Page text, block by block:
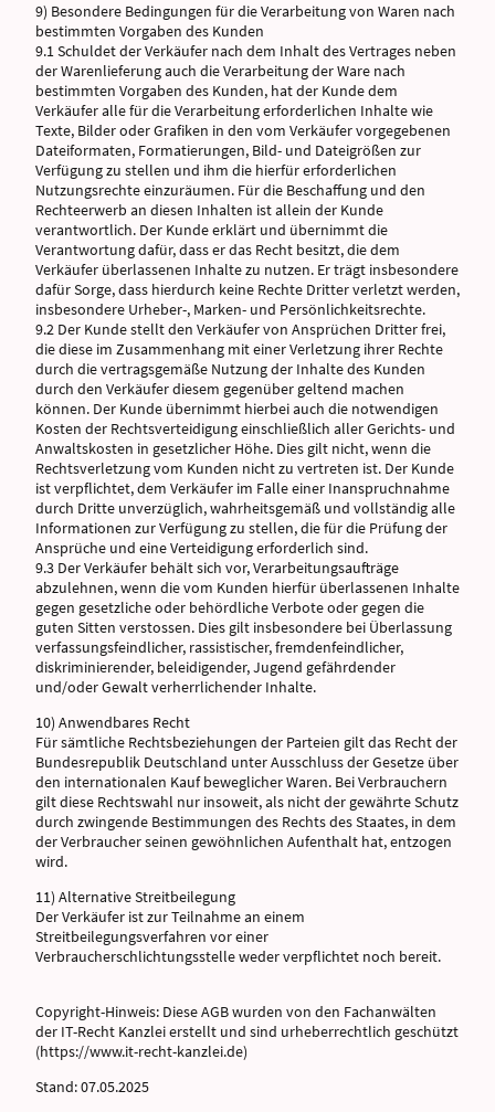
9) Besondere Bedingungen für die Verarbeitung von Waren nach
bestimmten Vorgaben des Kunden
9.1 Schuldet der Verkäufer nach dem Inhalt des Vertrages neben
der Warenlieferung auch die Verarbeitung der Ware nach
bestimmten Vorgaben des Kunden, hat der Kunde dem
Verkäufer alle für die Verarbeitung erforderlichen Inhalte wie
Texte, Bilder oder Grafiken in den vom Verkäufer vorgegebenen
Dateiformaten, Formatierungen, Bild- und Dateigrößen zur
Verfügung zu stellen und ihm die hierfür erforderlichen
Nutzungsrechte einzuräumen. Für die Beschaffung und den
Rechteerwerb an diesen Inhalten ist allein der Kunde
verantwortlich. Der Kunde erklärt und übernimmt die
Verantwortung dafür, dass er das Recht besitzt, die dem
Verkäufer überlassenen Inhalte zu nutzen. Er trägt insbesondere
dafür Sorge, dass hierdurch keine Rechte Dritter verletzt werden,
insbesondere Urheber-, Marken- und Persönlichkeitsrechte.
9.2 Der Kunde stellt den Verkäufer von Ansprüchen Dritter frei,
die diese im Zusammenhang mit einer Verletzung ihrer Rechte
durch die vertragsgemäße Nutzung der Inhalte des Kunden
durch den Verkäufer diesem gegenüber geltend machen
können. Der Kunde übernimmt hierbei auch die notwendigen
Kosten der Rechtsverteidigung einschließlich aller Gerichts- und
Anwaltskosten in gesetzlicher Höhe. Dies gilt nicht, wenn die
Rechtsverletzung vom Kunden nicht zu vertreten ist. Der Kunde
ist verpflichtet, dem Verkäufer im Falle einer Inanspruchnahme
durch Dritte unverzüglich, wahrheitsgemäß und vollständig alle
Informationen zur Verfügung zu stellen, die für die Prüfung der
Ansprüche und eine Verteidigung erforderlich sind.
9.3 Der Verkäufer behält sich vor, Verarbeitungsaufträge
abzulehnen, wenn die vom Kunden hierfür überlassenen Inhalte
gegen gesetzliche oder behördliche Verbote oder gegen die
guten Sitten verstossen. Dies gilt insbesondere bei Überlassung
verfassungsfeindlicher, rassistischer, fremdenfeindlicher,
diskriminierender, beleidigender, Jugend gefährdender
und/oder Gewalt verherrlichender Inhalte.
10) Anwendbares Recht
Für sämtliche Rechtsbeziehungen der Parteien gilt das Recht der
Bundesrepublik Deutschland unter Ausschluss der Gesetze über
den internationalen Kauf beweglicher Waren. Bei Verbrauchern
gilt diese Rechtswahl nur insoweit, als nicht der gewährte Schutz
durch zwingende Bestimmungen des Rechts des Staates, in dem
der Verbraucher seinen gewöhnlichen Aufenthalt hat, entzogen
wird.
11) Alternative Streitbeilegung
Der Verkäufer ist zur Teilnahme an einem
Streitbeilegungsverfahren vor einer
Verbraucherschlichtungsstelle weder verpflichtet noch bereit.
Copyright-Hinweis: Diese AGB wurden von den Fachanwälten
der IT-Recht Kanzlei erstellt und sind urheberrechtlich geschützt
(https://www.it-recht-kanzlei.de)
Stand: 07.05.2025